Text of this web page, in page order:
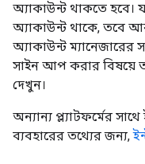
অ্যাকাউন্ট থাকতে
অ্যাকাউন্ট থাকে, তবে
অ্যাকাউন্ট
সাইন আপ করার বিষয়ে
দেখুন।
অন্যান্য প্ল্যাটফর্মের
ব্যবহারের তথ্যের জন্য,